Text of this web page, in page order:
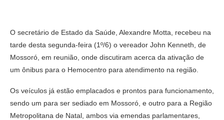
O secretário de Estado da Saúde, Alexandre Motta, recebeu na
tarde desta segunda-feira (1º/6) o vereador John Kenneth, de
Mossoró, em reunião, onde discutiram acerca da ativação de
um ônibus para o Hemocentro para atendimento na região.
Os veículos já estão emplacados e prontos para funcionamento,
sendo um para ser sediado em Mossoró, e outro para a Região
Metropolitana de Natal, ambos via emendas parlamentares,